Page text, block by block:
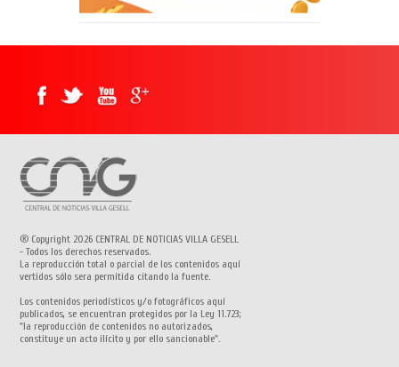
® Copyright 2026 CENTRAL DE NOTICIAS VILLA GESELL
- Todos los derechos reservados.
La reproducción total o parcial de los contenidos aquí
vertidos sólo sera permitida citando la fuente.
Los contenidos periodísticos y/o fotográficos aquí
publicados, se encuentran protegidos por la Ley 11.723;
"la reproducción de contenidos no autorizados,
constituye un acto ilícito y por ello sancionable".